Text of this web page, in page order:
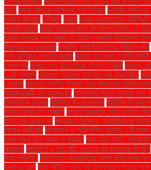
হার্ভে ব্র্যাক ব্যাংকে অফিসার পদে নিয়োগ ভাইরাল
পরিচয় মিলেছে ভাইরাস ভারত ভারত বাংলাদেশের
প্রকাশ করছে ভারত ম্যাচের জন্য বাংলাদেশ দলের ২৪
ভারত সফরের দলে হামজা ও ইতালি প্রবাসী ফাহমেদুল
বিএসএফের ধরপাকড় ভারতীয় রুপি ইতিহাসের সর্বনিম্ন দরে
পণ্য রাশিয়ায় রপ্তানি করছে ভারতে কংগ্রেস নেত্রী
গ্রেফতার ভারতে চালু হতে যাচ্ছে উড়ন্ত ট্যাক্সি ভারতে
১০টি মসজিদ ভারতের অযাচিত উদ্বেগ এবং দ্বিচারিতা
পেয়েছে ভারতের জাতীয় পতাকা পায়ে মাড়ানোর ভাইরাল
পররাষ্ট্রমন্ত্রী এস জয়শঙ্কর ভালোবাসা দিবসে যমুনায় পড়ে
তিনজনকে উদ্ধার ভিটামিন ই-এর গুরুত্ব ভিটামিন বি
এইচএসসির ফল প্রকাশ মদ্যপ অবস্থায় গাড়ি চালাতে
ইউনূসের মেয়ের নয় মধ্যরাতে বিক্ষোভ: জাহাঙ্গীরনগর
আসার প্রতিবাদ মনোযোগ ও স্মৃতিশক্তি বাড়াতে ৯টি সহজ
ত্বক শুষ্ক হলে দ্রুত যা করবেন মরে যেতে চাই’:
দুরবস্থা মহাকাশে ৯ মাস বন্দী: সবচেয়ে বড় চ্যালেঞ্জ কী ছিল
ক্ষমা প্রার্থনা" মাইগ্রেনে আক্রান্তরা রোজা রাখার সময় যা
ওজনের আলু মাঠে লুটিয়ে পড়ার পর হাসপাতালে মৃত্যুর